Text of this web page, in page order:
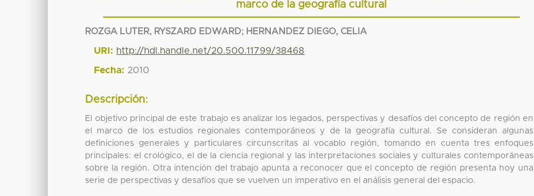
marco de la geografía cultural
ROZGA LUTER, RYSZARD EDWARD; HERNANDEZ DIEGO, CELIA
URI: http://hdl.handle.net/20.500.11799/38468
Fecha: 2010
Descripción:
El objetivo principal de este trabajo es analizar los legados, perspectivas y desafíos del concepto de región en
el marco de los estudios regionales contemporáneos y de la geografía cultural. Se consideran algunas
definiciones generales y particulares circunscritas al vocablo región, tomando en cuenta tres enfoques
principales: el crológico, el de la ciencia regional y las interpretaciones sociales y culturales contemporáneas
sobre la región. Otra intención del trabajo apunta a reconocer que el concepto de región presenta hoy una
serie de perspectivas y desafíos que se vuelven un imperativo en el análisis general del espacio.